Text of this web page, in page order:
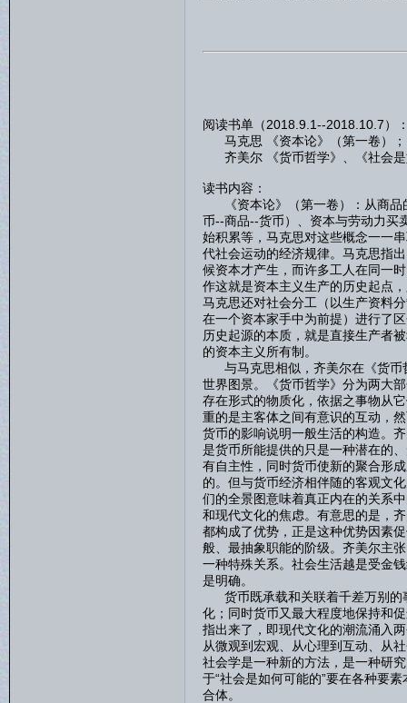
阅读书单（2018.9.1--2018.10.7）
马克思 《资本论》（第一卷）；
齐美尔 《货币哲学》、《社会是
读书内容：
《资本论》（第一卷）：从商品
币--商品--货币）、资本与劳动力买
始积累等，马克思对这些概念一一
代社会运动的经济规律。马克思指
候资本才产生，而许多工人在同一
作这就是资本主义生产的历史起点
马克思还对社会分工（以生产资料
在一个资本家手中为前提）进行了
历史起源的本质，就是直接生产者
的资本主义所有制。
与马克思相似，齐美尔在《货币
世界图景。《货币哲学》分为两大
存在形式的物质化，依据之事物从
重的是主客体之间有意识的互动，
货币的影响说明一般生活的构造。
是货币所能提供的只是一种潜在的
有自主性，同时货币使新的聚合形
的。但与货币经济相伴随的客观文
们的全景图意味着真正内在的关系
和现代文化的焦虑。有意思的是，
都构成了优势，正是这种优势因素
般、最抽象职能的阶级。齐美尔主
一种特殊关系。社会生活越是受金
是明确。
货币既承载和关联着千差万别的
化；同时货币又最大程度地保持和
指出来了，即现代文化的潮流涌入
从微观到宏观、从心理到互动、从
社会学是一种新的方法，是一种研
于“社会是如何可能的”要在各种要
合体。